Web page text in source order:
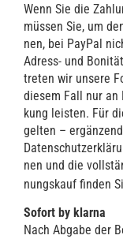
Wenn Sie die
müs­sen Sie, um
nen, bei Pay­Pal
Adress- und
tre­ten wir unse­re
die­sem Fall nur
kung leis­ten. Für
gel­ten –
nen und die
nungs­kauf fin­den
Sofort by klar­na
Nach Abga­be der